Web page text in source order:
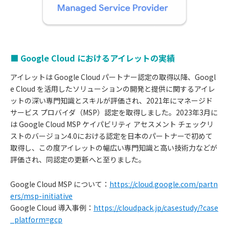
■ Google Cloud におけるアイレットの実績
アイレットは Google Cloud パートナー認定の取得以降、Googl
e Cloud を活用したソリューションの開発と提供に関するアイレ
ットの深い専門知識とスキルが評価され、2021年にマネージド
サービス プロバイダ（MSP）認定を取得しました。2023年3月に
は Google Cloud MSP ケイパビリティ アセスメント チェックリ
ストのバージョン4.0における認定を日本のパートナーで初めて
取得し、この度アイレットの幅広い専門知識と高い技術力などが
評価され、同認定の更新へと至りました。
Google Cloud MSP について： https://cloud.google.com/partn
ers/msp-initiative
Google Cloud 導入事例： https://cloudpack.jp/casestudy/?case
_platform=gcp